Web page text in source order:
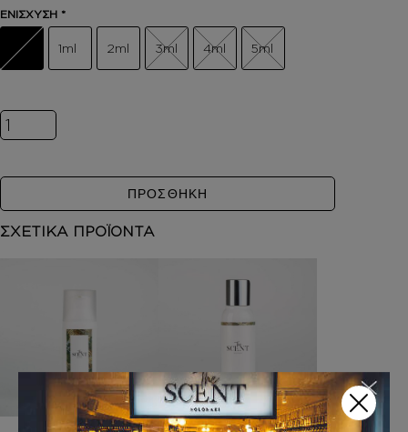
ΕΝΙΣΧΥΣΗ *
1ml 2ml 3ml 4ml 5ml
Inspired by LIBRE INTENSE ποσότητα
ΠΡΟΣΘΗΚΗ
ΣΧΕΤΙΚΑ ΠΡΟΪΟΝΤΑ